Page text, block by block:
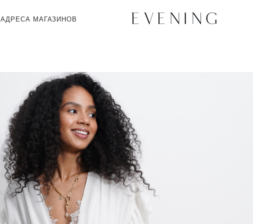
АДРЕСА МАГАЗИНОВ